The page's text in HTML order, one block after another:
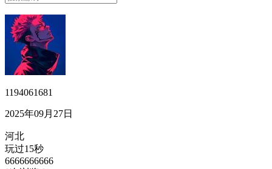
1194061681
2025年09月27日
河北
玩过15秒
6666666666